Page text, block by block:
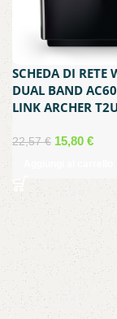
SCHEDA DI RETE
DUAL BAND
LINK ARCHER
22,57€ Il
15,80 €Il